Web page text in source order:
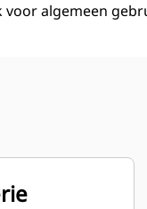
voor algemeen